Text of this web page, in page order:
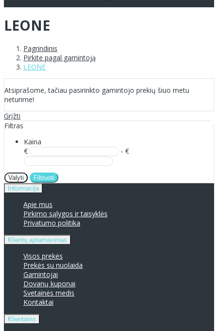
LEONE
Pagrindinis
Pirkite pagal gamintoją
LEONE
Atsiprašome, tačiau pasirinkto gamintojo prekių šiuo metu
neturime!
Grįžti
Filtras
Kaina
€
- €
Valyti
Filtruoti
Informacija
Apie mus
Pirkimo sąlygos ir taisyklės
Privatumo politika
Klientų aptarnavimas
Visos prekės
Prekės su nuolaida
Gamintojai
Dovanų kuponai
Svetainės medis
Kontaktai
Klientams